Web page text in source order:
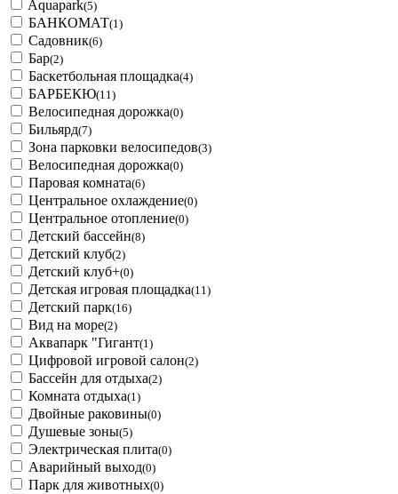
Aquapark(5)
БАНКОМАТ(1)
Садовник(6)
Бар(2)
Баскетбольная площадка(4)
БАРБЕКЮ(11)
Велосипедная дорожка(0)
Бильярд(7)
Зона парковки велосипедов(3)
Велосипедная дорожка(0)
Паровая комната(6)
Центральное охлаждение(0)
Центральное отопление(0)
Детский бассейн(8)
Детский клуб(2)
Детский клуб+(0)
Детская игровая площадка(11)
Детский парк(16)
Вид на море(2)
Аквапарк "Гигант(1)
Цифровой игровой салон(2)
Бассейн для отдыха(2)
Комната отдыха(1)
Двойные раковины(0)
Душевые зоны(5)
Электрическая плита(0)
Аварийный выход(0)
Парк для животных(0)